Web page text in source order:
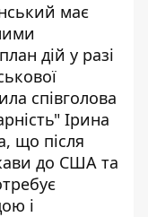
має
дій у разі
співголова
Ірина
що після
до США та
і